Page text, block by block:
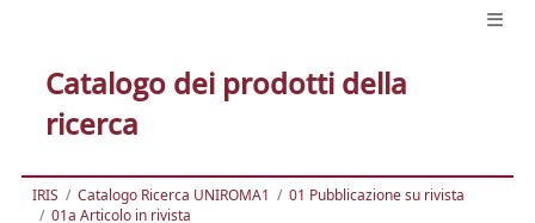
Catalogo dei prodotti della
ricerca
IRIS Catalogo Ricerca UNIROMA1
01 Pubblicazione su rivista
01a Articolo in rivista